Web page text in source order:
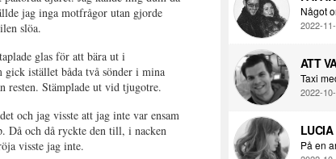
jag inga motfrågor utan gjorde
slöa.
glas för att bära ut i
gick istället båda två sönder i mina
resten. Stämplade ut vid tjugotre.
och jag visste att jag inte var ensam
Då och då ryckte den till, i nacken
visste jag inte.
Något
2022-
ATT
Taxi
2022-
På en